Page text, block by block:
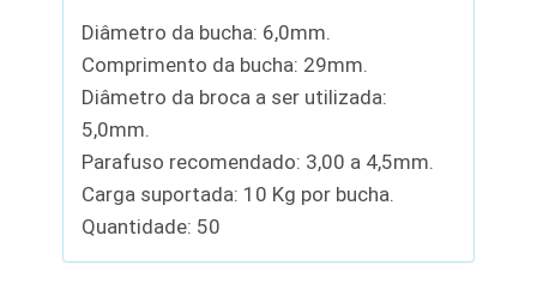
Diâmetro da bucha: 6,0mm.
Comprimento da bucha: 29mm.
Diâmetro da broca a ser utilizada:
5,0mm.
Parafuso recomendado: 3,00 a 4,5mm.
Carga suportada: 10 Kg por bucha.
Quantidade: 50